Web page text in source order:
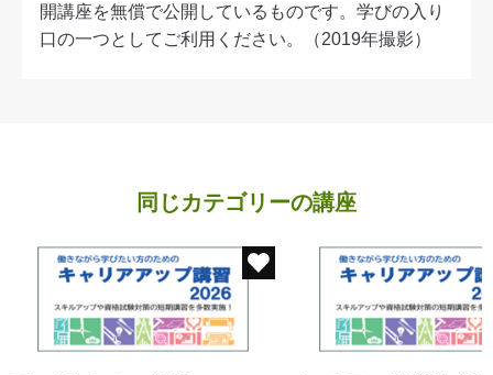
開講座を無償で公開しているものです。学びの入り
口の一つとしてご利用ください。（2019年撮影）
同じカテゴリーの講座